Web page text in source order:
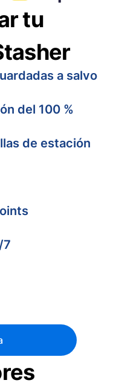
tu
a salvo
del 100 %
de estación
7